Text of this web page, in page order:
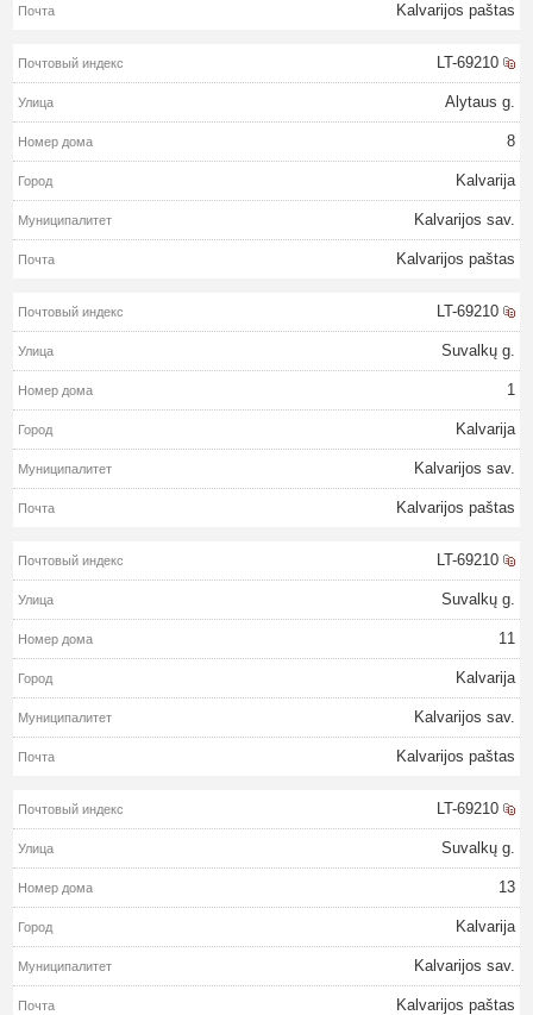
Kalvarijos paštas
LT-69210
Alytaus g.
8
Kalvarija
Kalvarijos sav.
Kalvarijos paštas
LT-69210
Suvalkų g.
1
Kalvarija
Kalvarijos sav.
Kalvarijos paštas
LT-69210
Suvalkų g.
11
Kalvarija
Kalvarijos sav.
Kalvarijos paštas
LT-69210
Suvalkų g.
13
Kalvarija
Kalvarijos sav.
Kalvarijos paštas